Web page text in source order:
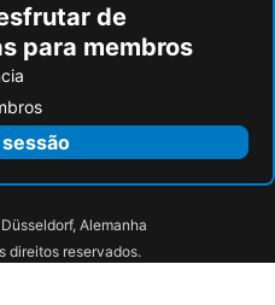
de
para membros
Alemanha
direitos reservados.